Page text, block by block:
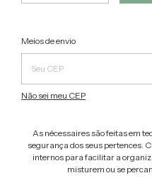
Entregas para o CEP:
Meios de envio
Não sei meu CEP
As nécessaires são feitas em
segurança dos seus pertences.
internos para facilitar a
misturem ou se